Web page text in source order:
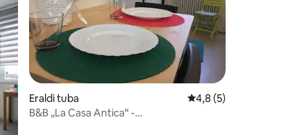
Eraldi tuba Keskmine hinnang
4,8 (5)
B&B „La Casa Antica“ -